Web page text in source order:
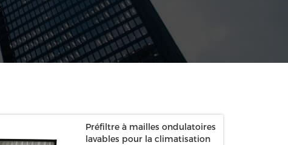
Préfiltre à mailles ondulatoires
lavables pour la climatisation